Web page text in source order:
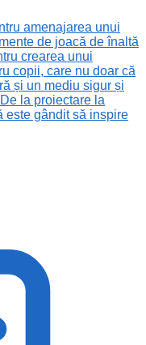
amenajarea unui
de joacă de înaltă
crearea unui
copii, care nu doar că
și un mediu sigur și
la proiectare la
este gândit să inspire